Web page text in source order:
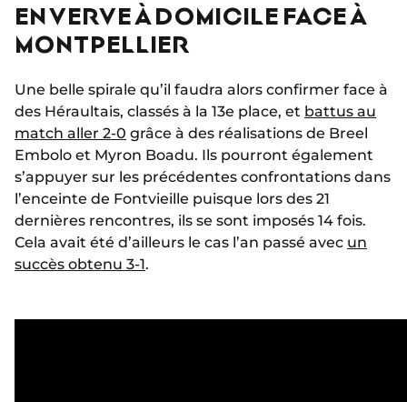
EN VERVE À DOMICILE FACE À
MONTPELLIER
Une belle spirale qu’il faudra alors confirmer face à
des Héraultais, classés à la 13e place, et battus au
match aller 2-0 grâce à des réalisations de Breel
Embolo et Myron Boadu. Ils pourront également
s’appuyer sur les précédentes confrontations dans
l’enceinte de Fontvieille puisque lors des 21
dernières rencontres, ils se sont imposés 14 fois.
Cela avait été d’ailleurs le cas l’an passé avec un
succès obtenu 3-1.